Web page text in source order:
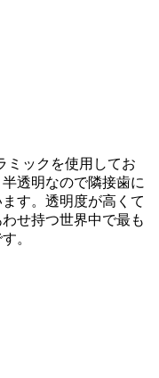
ミックを使用してお
透明なので隣接歯に
す。透明度が高くて
せ持つ世界中で最も
。